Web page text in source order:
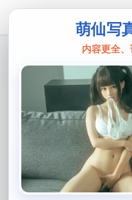
萌仙写
内容更全、
羽天shine
羽天shine提取
羽天shine，羽天shine
能引起粉丝的高度关注
人风格和审美，其中包